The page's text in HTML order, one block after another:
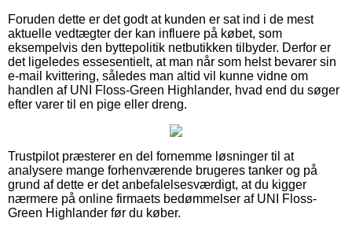
Foruden dette er det godt at kunden er sat ind i de mest
aktuelle vedtægter der kan influere på købet, som
eksempelvis den byttepolitik netbutikken tilbyder. Derfor er
det ligeledes essesentielt, at man når som helst bevarer sin
e-mail kvittering, således man altid vil kunne vidne om
handlen af UNI Floss-Green Highlander, hvad end du søger
efter varer til en pige eller dreng.
Trustpilot præsterer en del fornemme løsninger til at
analysere mange forhenværende brugeres tanker og på
grund af dette er det anbefalelsesværdigt, at du kigger
nærmere på online firmaets bedømmelser af UNI Floss-
Green Highlander før du køber.